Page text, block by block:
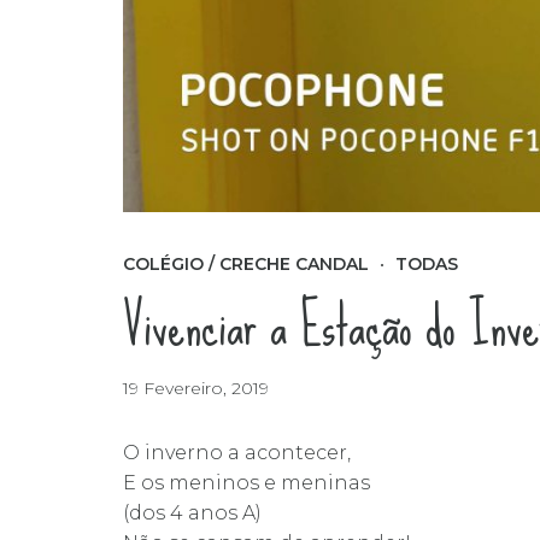
COLÉGIO / CRECHE CANDAL TODAS
Vivenciar a Estação do
19 Fevereiro, 2019
O inverno a acontecer,
E os meninos e meninas
(dos 4 anos A)